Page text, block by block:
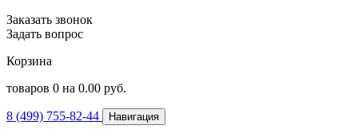
Заказать звонок
Задать вопрос
Корзина
товаров 0 на 0.00 руб.
8 (499) 755-82-44 Навигация